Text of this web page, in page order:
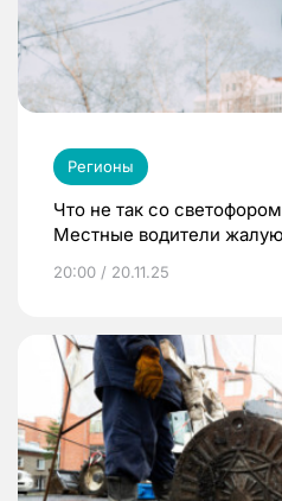
Регионы
Что не так со
Местные водители
20:00 / 20.11.25